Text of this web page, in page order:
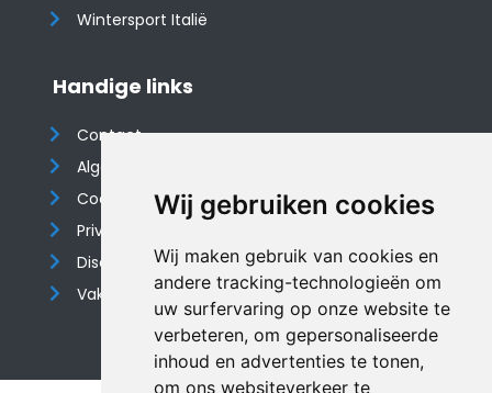
Wij gebruiken cookies
Wij maken gebruik van cookies en
andere tracking-technologieën om
uw surfervaring op onze website te
verbeteren, om gepersonaliseerde
inhoud en advertenties te tonen,
om ons websiteverkeer te
Wintersport Italië
Handige links
Contact
Algemene voorwaarden
Cookieverklaring
Privacyverklaring
Disclaimer
Vakantiehuis website